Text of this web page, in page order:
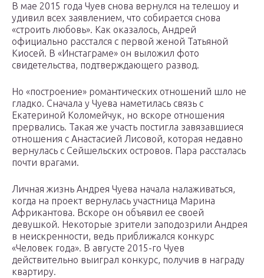
В мае 2015 года Чуев снова вернулся на телешоу и
удивил всех заявлением, что собирается снова
«строить любовь». Как оказалось, Андрей
официально расстался с первой женой Татьяной
Киосей. В «Инстаграме» он выложил фото
свидетельства, подтверждающего развод.
Но «построение» романтических отношений шло не
гладко. Сначала у Чуева наметилась связь с
Екатериной Коломейчук, но вскоре отношения
прервались. Такая же участь постигла завязавшиеся
отношения с Анастасией Лисовой, которая недавно
вернулась с Сейшельских островов. Пара рассталась
почти врагами.
Личная жизнь Андрея Чуева начала налаживаться,
когда на проект вернулась участница Марина
Африкантова. Вскоре он объявил ее своей
девушкой. Некоторые зрители заподозрили Андрея
в неискренности, ведь приближался конкурс
«Человек года». В августе 2015-го Чуев
действительно выиграл конкурс, получив в награду
квартиру.